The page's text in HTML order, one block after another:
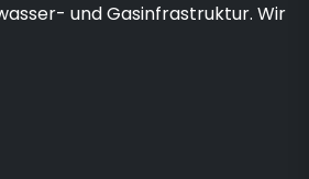
und Gasinfrastruktur. Wir